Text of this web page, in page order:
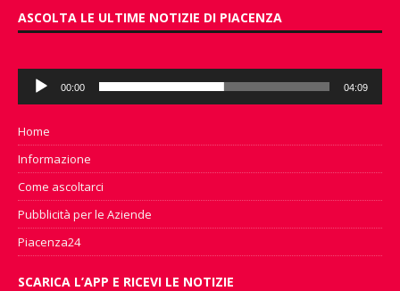
ASCOLTA LE ULTIME NOTIZIE DI PIACENZA
Audio
Player
00:00 04:09
Home
Informazione
Come ascoltarci
Pubblicità per le Aziende
Piacenza24
SCARICA L’APP E RICEVI LE NOTIZIE